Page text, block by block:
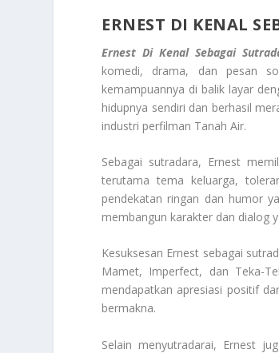
ERNEST DI KENAL
Ernest Di Kenal Sebagai
komedi, drama, dan pesan
kemampuannya di balik layar
hidupnya sendiri dan berhasil
industri perfilman Tanah Air.
Sebagai sutradara, Ernest
terutama tema keluarga,
pendekatan ringan dan humor
membangun karakter dan dialog
Kesuksesan Ernest sebagai
Mamet, Imperfect, dan Teka-
mendapatkan apresiasi positif
bermakna.
Selain menyutradarai, Ernest